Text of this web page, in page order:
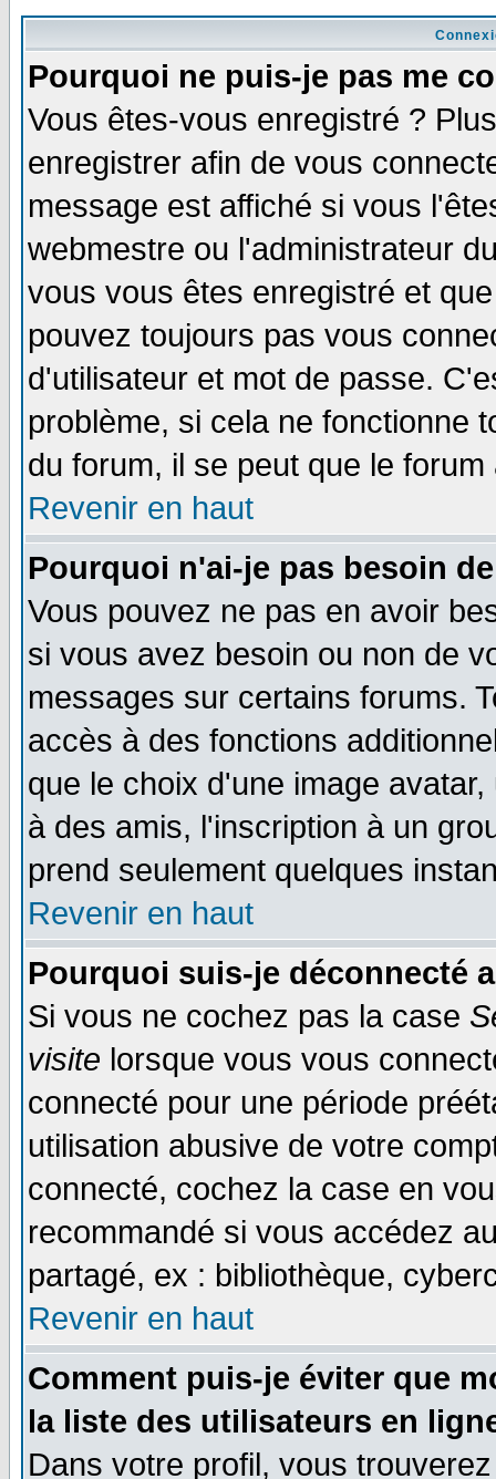
Pourquoi ne puis-je pas me
Vous êtes-vous enregistré ?
enregistrer afin de vous
message est affiché si vous
webmestre ou l'administrateur
vous vous êtes enregistré et
pouvez toujours pas vous
d'utilisateur et mot de passe.
problème, si cela ne fonctionne
du forum, il se peut que le
Revenir en haut
Pourquoi n'ai-je pas besoin
Vous pouvez ne pas en avoir
si vous avez besoin ou non de
messages sur certains forums.
accès à des fonctions
que le choix d'une image
à des amis, l'inscription à un
prend seulement quelques
Revenir en haut
Pourquoi suis-je déconnecté
Si vous ne cochez pas la case
visite lorsque vous vous
connecté pour une période
utilisation abusive de votre
connecté, cochez la case en
recommandé si vous accédez
partagé, ex : bibliothèque,
Revenir en haut
Comment puis-je éviter que
la liste des utilisateurs en
Dans votre profil, vous